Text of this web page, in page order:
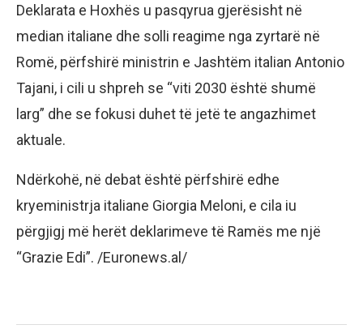
Deklarata e Hoxhës u pasqyrua gjerësisht në
median italiane dhe solli reagime nga zyrtarë në
Romë, përfshirë ministrin e Jashtëm italian Antonio
Tajani, i cili u shpreh se “viti 2030 është shumë
larg” dhe se fokusi duhet të jetë te angazhimet
aktuale.
Ndërkohë, në debat është përfshirë edhe
kryeministrja italiane Giorgia Meloni, e cila iu
përgjigj më herët deklarimeve të Ramës me një
“Grazie Edi”. /Euronews.al/